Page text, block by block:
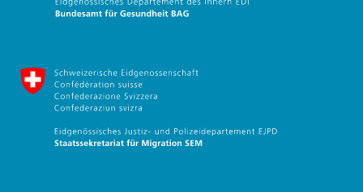
Bundesamt für Gesundheit
Staatssekretariat für Migration